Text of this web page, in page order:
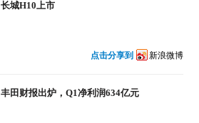
长城H10上市
点击分享到 新浪微博
丰田财报出炉，Q1净利润634亿元